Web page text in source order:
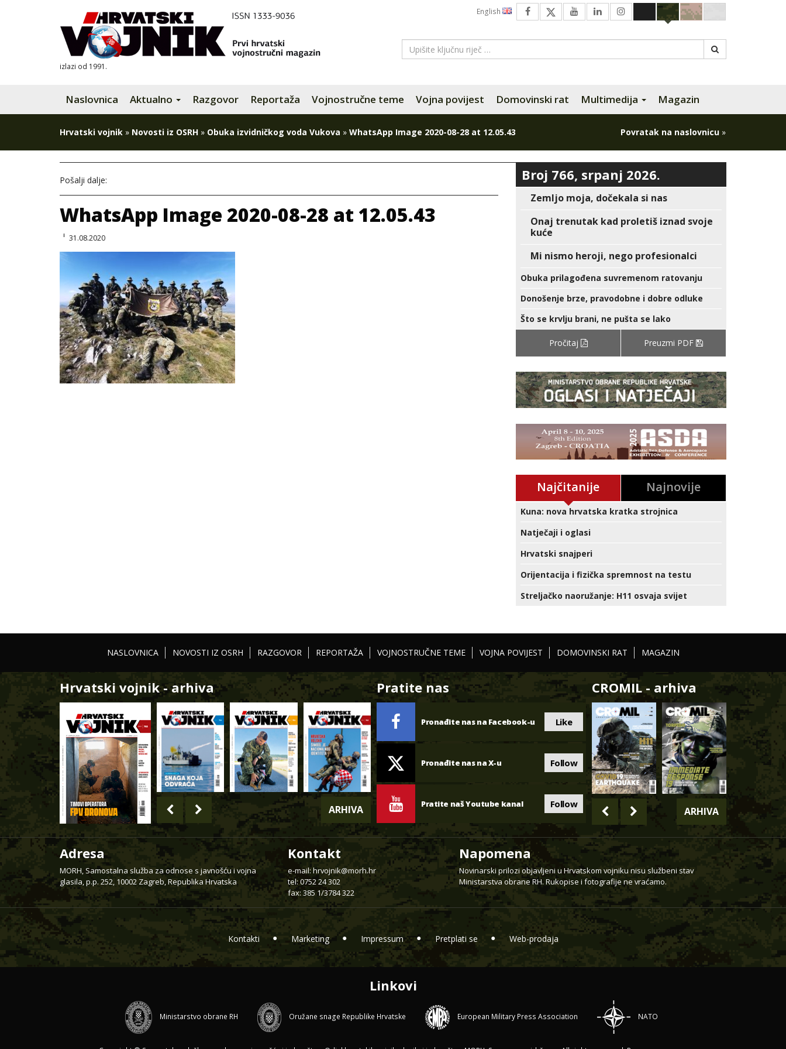
izlazi od 1991.
English
Naslovnica Aktualno Razgovor Reportaža Vojnostručne teme Vojna povijest Domovinski rat Multimedija Magazin
Hrvatski vojnik » Novosti iz OSRH » Obuka izvidničkog voda Vukova » WhatsApp Image 2020-08-28 at 12.05.43 Povratak na naslovnicu »
Pošalji dalje:
WhatsApp Image 2020-08-28 at 12.05.43
31.08.2020
Broj 766, srpanj 2026.
Zemljo moja, dočekala si nas
Onaj trenutak kad proletiš iznad svoje
kuće
Mi nismo heroji, nego profesionalci
Obuka prilagođena suvremenom ratovanju
Donošenje brze, pravodobne i dobre odluke
Što se krvlju brani, ne pušta se lako
Pročitaj Preuzmi PDF
Najčitanije Najnovije
Kuna: nova hrvatska kratka strojnica
Natječaji i oglasi
Hrvatski snajperi
Orijentacija i fizička spremnost na testu
Streljačko naoružanje: H11 osvaja svijet
NASLOVNICA NOVOSTI IZ OSRH RAZGOVOR REPORTAŽA VOJNOSTRUČNE TEME VOJNA POVIJEST DOMOVINSKI RAT MAGAZIN
Hrvatski vojnik - arhiva
ARHIVA
Pratite nas
Pronađite nas na Facebook-u Like
Pronađite nas na X-u Follow
Pratite naš Youtube kanal Follow
CROMIL - arhiva
ARHIVA
Adresa
MORH, Samostalna služba za odnose s javnošću i vojna
glasila, p.p. 252, 10002 Zagreb, Republika Hrvatska
Kontakt
e-mail: hrvojnik@morh.hr
tel: 0752 24 302
fax: 385 1/3784 322
Napomena
Novinarski prilozi objavljeni u Hrvatskom vojniku nisu službeni stav
Ministarstva obrane RH. Rukopise i fotografije ne vraćamo.
Kontakti Marketing Impressum Pretplati se Web-prodaja
Linkovi
Ministarstvo obrane RH Oružane snage Republike Hrvatske European Military Press Association NATO